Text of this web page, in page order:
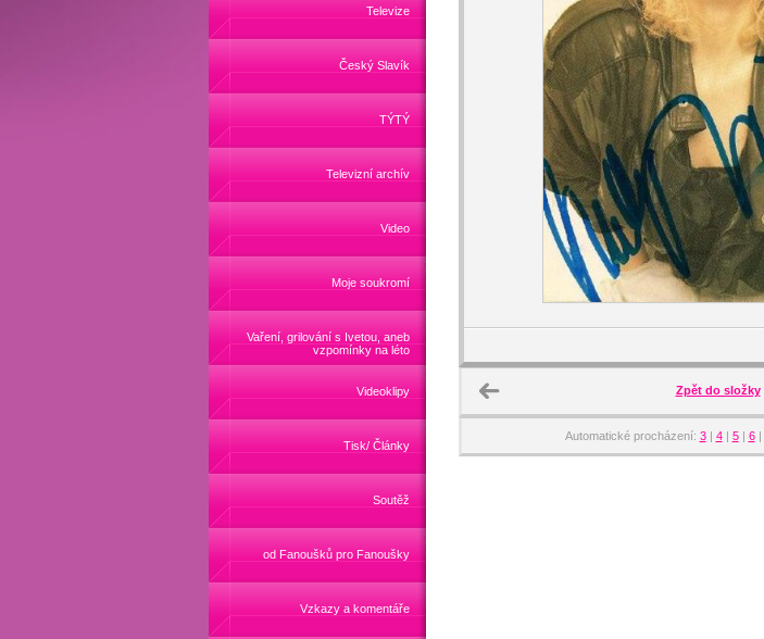
Televize
Český Slavík
TÝTÝ
Televizní archív
Video
Moje soukromí
Vaření, grilování s Ivetou, aneb
vzpomínky na léto
Videoklipy
Tisk/ Články
Soutěž
od Fanoušků pro Fanoušky
Vzkazy a komentáře
Zpět do složky
Automatické procházení: 3| 4| 5| 6|